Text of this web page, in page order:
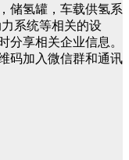
储氢罐，车载供氢系
系统等相关的设
分享相关企业信息。
码加入微信群和通讯